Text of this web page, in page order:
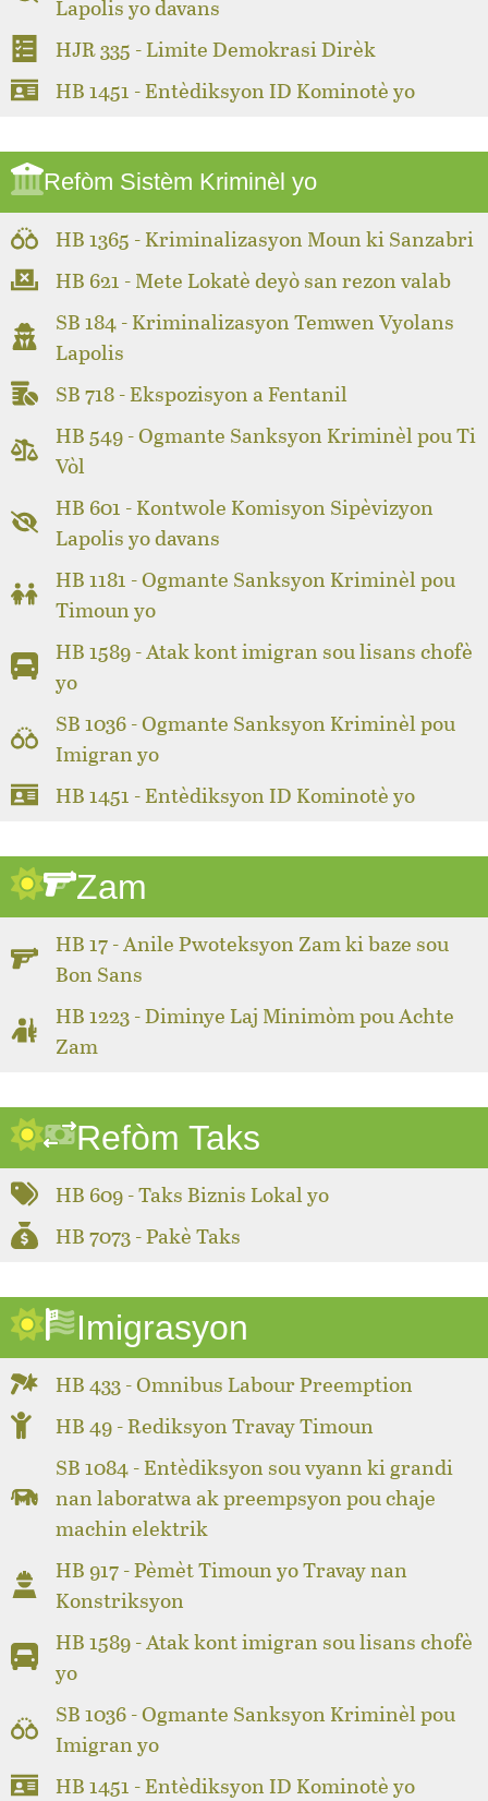
Lapolis yo davans
HJR 335 - Limite Demokrasi Dirèk
HB 1451 - Entèdiksyon ID Kominotè yo
Refòm Sistèm Kriminèl yo
HB 1365 - Kriminalizasyon Moun ki Sanzabri
HB 621 - Mete Lokatè deyò san rezon valab
SB 184 - Kriminalizasyon Temwen Vyolans
Lapolis
SB 718 - Ekspozisyon a Fentanil
HB 549 - Ogmante Sanksyon Kriminèl pou Ti
Vòl
HB 601 - Kontwole Komisyon Sipèvizyon
Lapolis yo davans
HB 1181 - Ogmante Sanksyon Kriminèl pou
Timoun yo
HB 1589 - Atak kont imigran sou lisans chofè
yo
SB 1036 - Ogmante Sanksyon Kriminèl pou
Imigran yo
HB 1451 - Entèdiksyon ID Kominotè yo
Zam
HB 17 - Anile Pwoteksyon Zam ki baze sou
Bon Sans
HB 1223 - Diminye Laj Minimòm pou Achte
Zam
Refòm Taks
HB 609 - Taks Biznis Lokal yo
HB 7073 - Pakè Taks
Imigrasyon
HB 433 - Omnibus Labour Preemption
HB 49 - Rediksyon Travay Timoun
SB 1084 - Entèdiksyon sou vyann ki grandi
nan laboratwa ak preempsyon pou chaje
machin elektrik
HB 917 - Pèmèt Timoun yo Travay nan
Konstriksyon
HB 1589 - Atak kont imigran sou lisans chofè
yo
SB 1036 - Ogmante Sanksyon Kriminèl pou
Imigran yo
HB 1451 - Entèdiksyon ID Kominotè yo